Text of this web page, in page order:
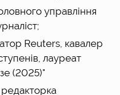
управління
Reuters, кавалер
лауреат
(2025)"